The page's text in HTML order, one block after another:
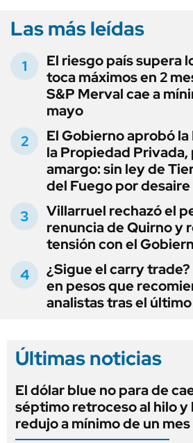
Las más leídas
El riesgo país supera
toca máximos en 2
S&P Merval cae a
mayo
El Gobierno aprobó
la Propiedad Privada,
amargo: sin ley de
del Fuego por
Villarruel rechazó el
renuncia de Quirno y
tensión con el
¿Sigue el carry
en pesos que
analistas tras el
Últimas noticias
El dólar blue no para de
séptimo retroceso al hilo y
redujo a mínimo de un mes